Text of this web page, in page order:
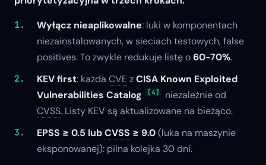
Wyłącz nieaplikowalne: luki w komponentach
niezainstalowanych, w sieciach testowych, false
positives. To zwykle redukuje listę o60-70%.
KEV first: każda CVE zCISA Known Exploited
Vulnerabilities Catalog
[4]
niezależnie od
CVSS. Listy KEV są aktualizowane na bieżąco.
EPSS ≥ 0.5 lubCVSS ≥ 9.0(luka na maszynie
eksponowanej): pilna kolejka 30 dni.